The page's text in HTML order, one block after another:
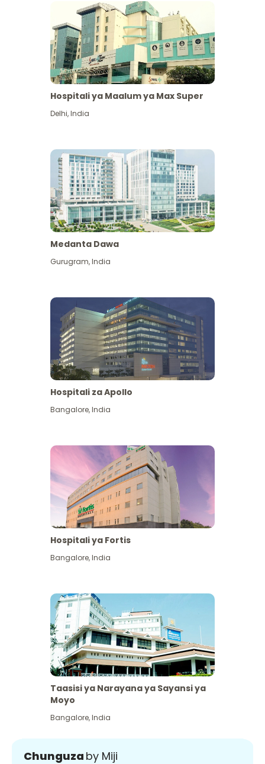
Hospitali ya Maalum ya Max Super
Delhi,India
Medanta Dawa
Gurugram,India
Hospitali za Apollo
Bangalore,India
Hospitali ya Fortis
Bangalore,India
Taasisi ya Narayana ya Sayansi ya
Moyo
Bangalore,India
Chunguza by Miji